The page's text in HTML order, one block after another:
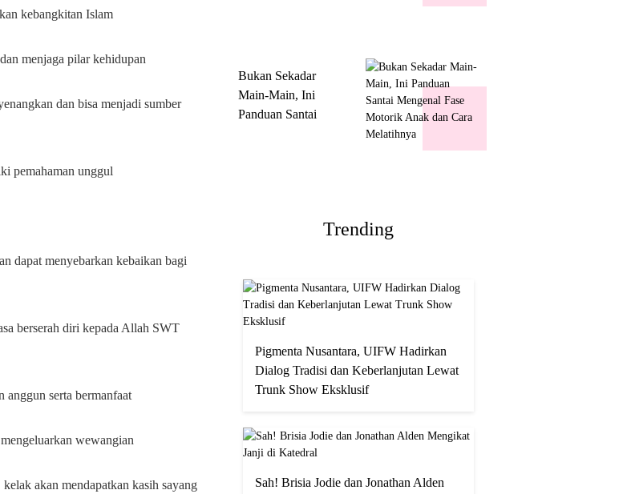
kebangkitan Islam
menjaga pilar kehidupan
dan bisa menjadi sumber
pemahaman unggul
dapat menyebarkan kebaikan bagi
berserah diri kepada Allah SWT
serta bermanfaat
wewangian
akan mendapatkan kasih sayang
Bukan Sekadar
Main-Main, Ini
Panduan Santai
Trending
Pigmenta Nusantara, UIFW Hadirkan
Dialog Tradisi dan Keberlanjutan Lewat
Trunk Show Eksklusif
Sah! Brisia Jodie dan Jonathan Alden